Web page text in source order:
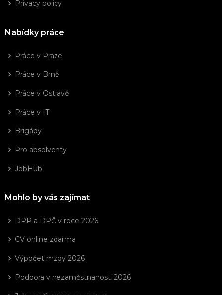
Privacy policy
Nabídky práce
Práce v Praze
Práce v Brně
Práce v Ostravě
Práce v IT
Brigády
Pro absolventy
JobHub
Mohlo by vás zajímat
DPP a DPČ v roce 2026
CV online zdarma
Výpočet mzdy 2026
Podpora v nezaměstnanosti 2026